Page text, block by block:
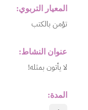
المعيار التربوي:
تؤمن بالكتب
عنوان النشاط:
لا يأتون بمثله!
المدة: